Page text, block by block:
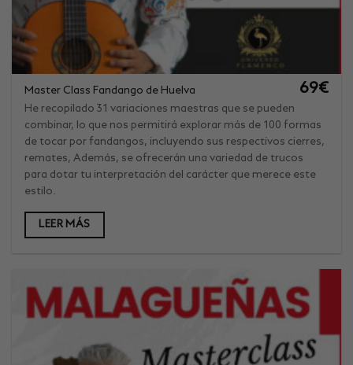
Master Class Fandango de Huelva 69€
He recopilado 31 variaciones maestras que se pueden
combinar, lo que nos permitirá explorar más de 100 formas
de tocar por fandangos, incluyendo sus respectivos cierres,
remates, Además, se ofrecerán una variedad de trucos
para dotar tu interpretación del carácter que merece este
estilo.
LEER MÁS